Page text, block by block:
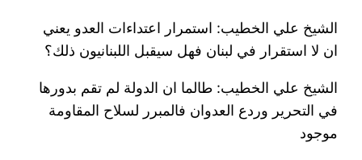
الشيخ علي الخطيب: استمرار اعتداءات العدو يعني
ان لا استقرار في لبنان فهل سيقبل اللبنانيون ذلك؟
الشيخ علي الخطيب: طالما ان الدولة لم تقم بدورها
في التحرير وردع العدوان فالمبرر لسلاح المقاومة
موجود